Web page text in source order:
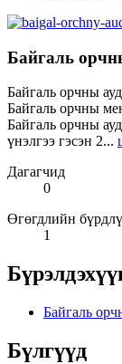
Байгаль
Байгаль орчны
Байгаль орчны
Байгаль орчны
үнэлгээ гэсэн 2...
Дагагчид
0
Өгөгдлийн
1
Байгаль
Бүлгүүд